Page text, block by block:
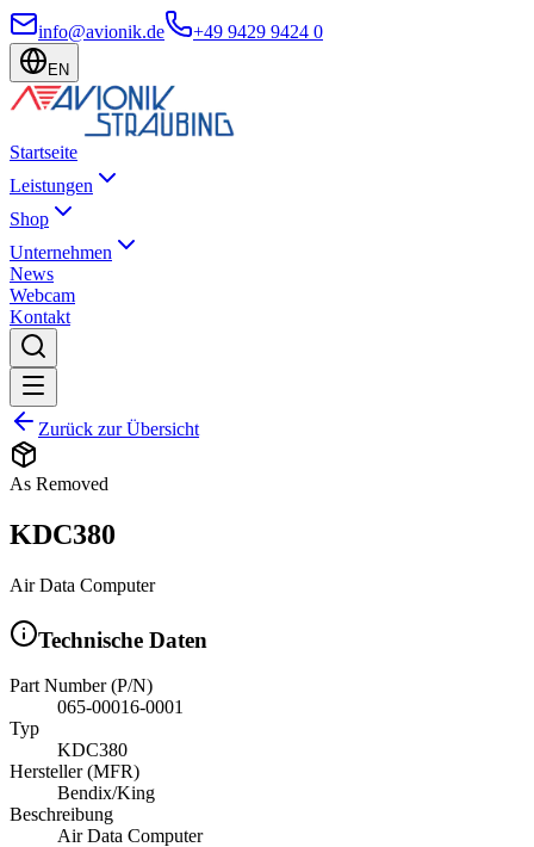
info@avionik.de +49 9429 9424 0
EN
Startseite
Leistungen
Shop
Unternehmen
News
Webcam
Kontakt
Zurück zur Übersicht
As Removed
KDC380
Air Data Computer
Technische Daten
Part Number (P/N)
065-00016-0001
Typ
KDC380
Hersteller (MFR)
Bendix/King
Beschreibung
Air Data Computer